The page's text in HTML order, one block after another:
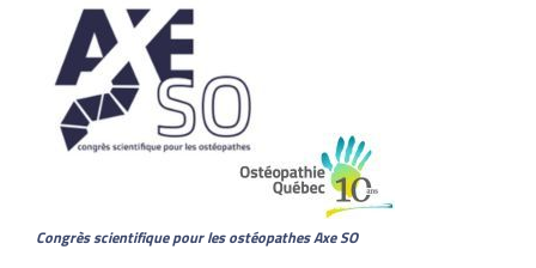
Congrès scientifique pour les ostéopathes Axe SO